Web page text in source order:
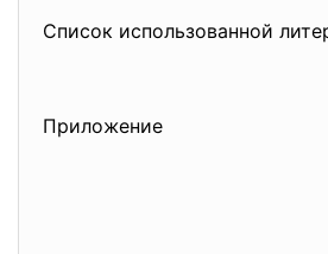
Список использованной
Приложение